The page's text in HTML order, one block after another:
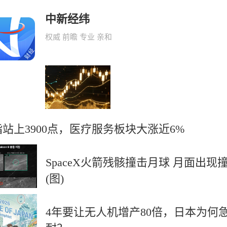
中新经纬
权威 前瞻 专业 亲和
上3900点，医疗服务板块大涨近6%
SpaceX火箭残骸撞击月球 月面出现
(图)
4年要让无人机增产80倍，日本为何